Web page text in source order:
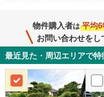
物件購入者は 平均
お問い合わせをし
最近見た・周辺エリアで